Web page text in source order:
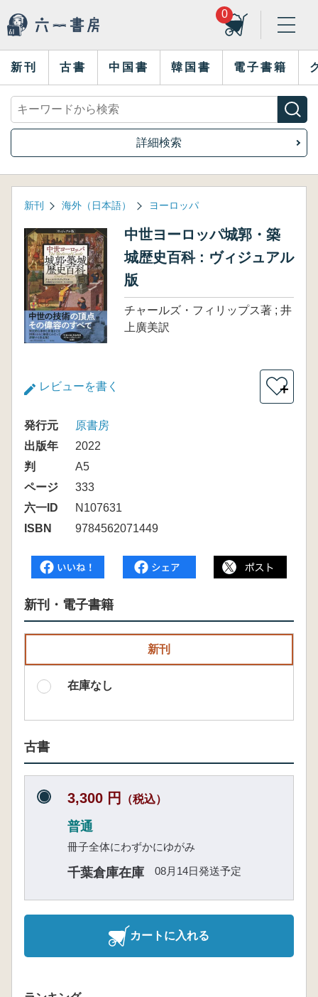
0
新刊 古書 中国書 韓国書 電子書籍
詳細検索
新刊 海外（日本語） ヨーロッパ
中世ヨーロッパ城郭・築
城歴史百科 : ヴィジュアル
版
チャールズ・フィリップス著 ; 井
上廣美訳
レビューを書く ＋
発行元
原書房
出版年
2022
判
A5
ページ
333
六一ID
N107631
ISBN
9784562071449
新刊・電子書籍
新刊
在庫なし
古書
3,300 円 （税込）
普通
冊子全体にわずかにゆがみ
千葉倉庫在庫 08月14日発送予定
カートに入れる